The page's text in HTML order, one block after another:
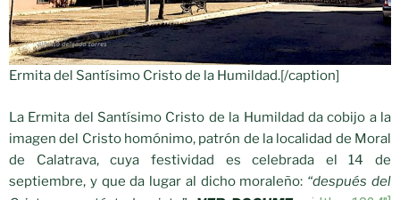
Ermita del Santísimo Cristo de la Humildad.[/caption]
La Ermita del Santísimo Cristo de la Humildad da cobijo a la
imagen del Cristo homónimo, patrón de la localidad de Moral
de Calatrava, cuya festividad es celebrada el 14 de
septiembre, y que da lugar al dicho moraleño: “después del